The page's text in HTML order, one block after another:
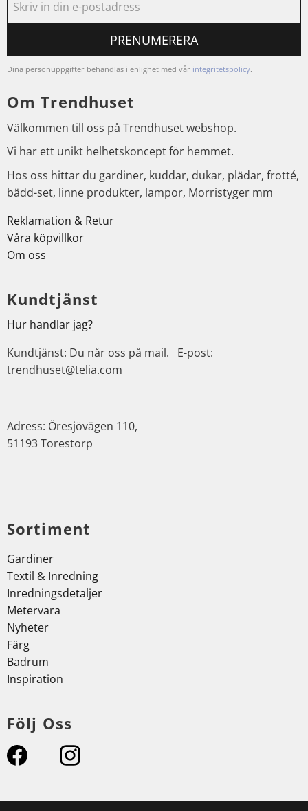
PRENUMERERA
Dina personuppgifter behandlas i enlighet med vår integritetspolicy.
Om Trendhuset
Välkommen till oss på Trendhuset webshop.
Vi har ett unikt helhetskoncept för hemmet.
Hos oss hittar du gardiner, kuddar, dukar, plädar, frotté,
bädd-set, linne produkter, lampor, Morristyger mm
Reklamation & Retur
Våra köpvillkor
Om oss
Kundtjänst
Hur handlar jag?
Kundtjänst: Du når oss på mail. E-post:
trendhuset@telia.com
Adress: Öresjövägen 110,
51193 Torestorp
Sortiment
Gardiner
Textil & Inredning
Inredningsdetaljer
Metervara
Nyheter
Färg
Badrum
Inspiration
Följ Oss